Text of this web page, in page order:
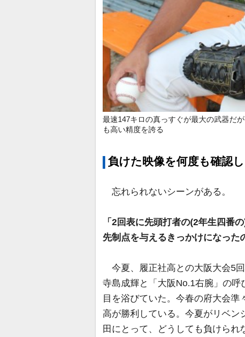
最速147キロの真っすぐが最大の武器だ
も高い精度を誇る
負けた映像を何度も確認
忘れられないシーンがある。
「2回表に先頭打者の(2年生四番
先制点を与えるきっかけになっ
今夏、履正社高との大阪大会5
寺島成輝と「大阪No.1右腕」の
目を浴びていた。今春の府大会
高が勝利している。今夏がリベン
田にとって、どうしても負けられ